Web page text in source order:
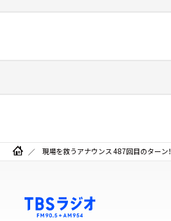
現場を救うアナウンス 487回目のターン！